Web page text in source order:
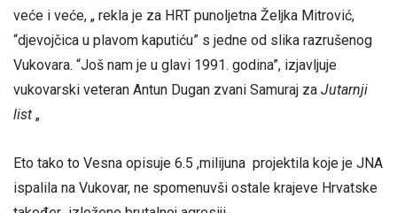
veće i veće, „ rekla je za HRT punoljetna Željka Mitrović,
“djevojčica u plavom kaputiću” s jedne od slika razrušenog
Vukovara. “Još nam je u glavi 1991. godina”, izjavljuje
vukovarski veteran Antun Dugan zvani Samuraj za Jutarnji
list „
Eto tako to Vesna opisuje 6.5 ,milijuna projektila koje je JNA
ispalila na Vukovar, ne spomenuvši ostale krajeve Hrvatske